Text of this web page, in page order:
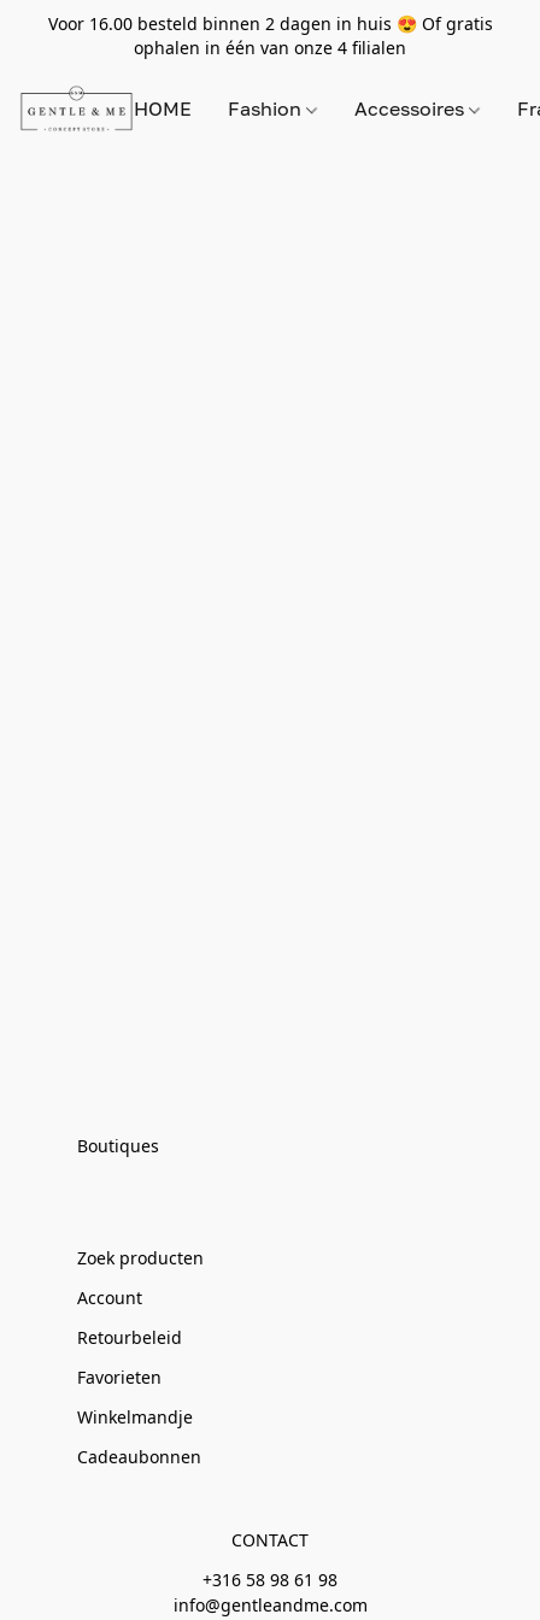
Voor 16.00 besteld binnen 2 dagen in huis 😍 Of gratis
ophalen in één van onze 4 filialen
HOME Fashion Accessoires
Boutiques
Zoek producten
Account
Retourbeleid
Favorieten
Winkelmandje
Cadeaubonnen
CONTACT
+316 58 98 61 98
info@gentleandme.com